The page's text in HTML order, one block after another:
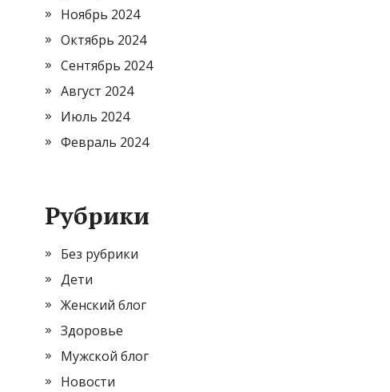
Ноябрь 2024
Октябрь 2024
Сентябрь 2024
Август 2024
Июль 2024
Февраль 2024
Рубрики
Без рубрики
Дети
Женский блог
Здоровье
Мужской блог
Новости